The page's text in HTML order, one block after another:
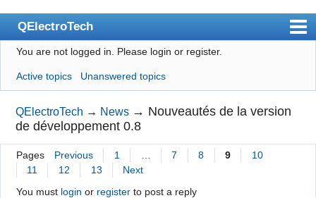
QElectroTech
Index
User list
Search
Register
Login
You are not logged in. Please login or register.
Active topics Unanswered topics
QElectroTech → News → Nouveautés de la version
de développement 0.8
Pages Previous 1 7 8 9
10
11
12 13
Next
You must login or registerto post a reply